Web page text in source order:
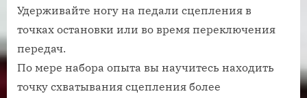
Удерживайте ногу на педали сцепления в
точках остановки или во время переключения
передач.
По мере набора опыта вы научитесь находить
точку схватывания сцепления более